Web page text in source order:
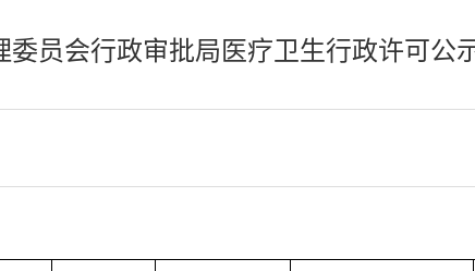
员会行政审批局医疗卫生行政许可公